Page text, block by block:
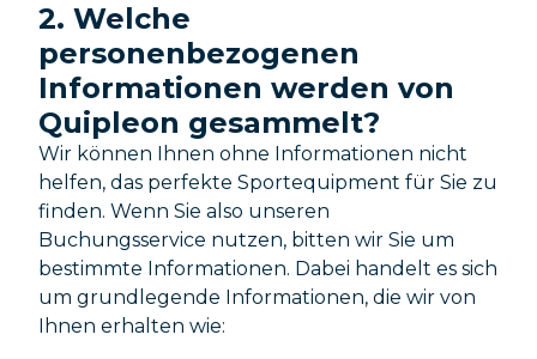
2. Welche
personenbezogenen
Informationen werden von
Quipleon gesammelt?
Wir können Ihnen ohne Informationen nicht
helfen, das perfekte Sportequipment für Sie zu
finden. Wenn Sie also unseren
Buchungsservice nutzen, bitten wir Sie um
bestimmte Informationen. Dabei handelt es sich
um grundlegende Informationen, die wir von
Ihnen erhalten wie: